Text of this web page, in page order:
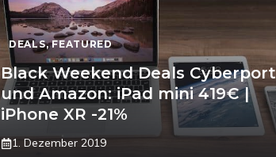
DEALS,FEATURED
Black Weekend Deals Cyberport
und Amazon: iPad mini 419€ |
iPhone XR -21%
1. Dezember 2019